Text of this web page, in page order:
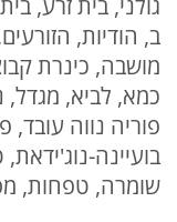
גולני, בית זרע,
ב, הודיות,
מושבה, כינרת
כמא, לביא, מגדל,
פוריה נווה עובד,
בועיינה-
שומרה, טפחות,